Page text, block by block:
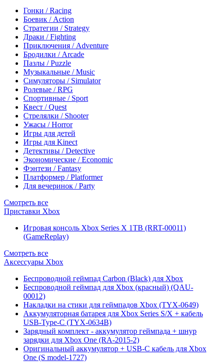
Гонки / Racing
Боевик / Action
Стратегии / Strategy
Драки / Fighting
Приключения / Adventure
Бродилки / Arcade
Пазлы / Puzzle
Музыкальные / Music
Симуляторы / Simulator
Ролевые / RPG
Спортивные / Sport
Квест / Quest
Стрелялки / Shooter
Ужасы / Horror
Игры для детей
Игры для Kinect
Детективы / Detective
Экономические / Economic
Фэнтези / Fantasy
Платформер / Platformer
Для вечеринок / Party
Смотреть все
Приставки Xbox
Игровая консоль Xbox Series X 1TB (RRT-00011)
(GameReplay)
Смотреть все
Аксессуары Xbox
Беспроводной геймпад Carbon (Black) для Xbox
Беспроводной геймпад для Xbox (красный) (QAU-
00012)
Накладки на стики для геймпадов Xbox (TYX-0649)
Аккумуляторная батарея для Xbox Series S/X + кабель
USB-Type-C (TYX-0634B)
Зарядный комплект - аккумулятор геймпада + шнур
зарядки для Xbox One (RA-2015-2)
Оригинальный аккумулятор + USB-C кабель для Xbox
One (S model-1727)